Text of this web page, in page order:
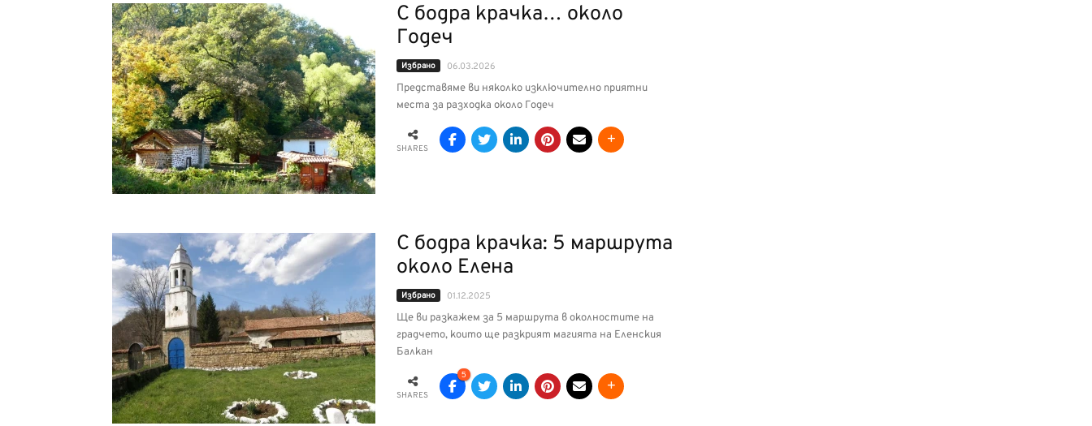
С бодра крачка… около
Годеч
Избрано 06.03.2026
Представяме ви няколко изключително приятни
места за разходка около Годеч
SHARES
С бодра крачка: 5 маршрута
около Елена
Избрано 01.12.2025
Ще ви разкажем за 5 маршрута в околностите на
градчето, които ще разкрият магията на Еленския
Балкан
SHARES
5